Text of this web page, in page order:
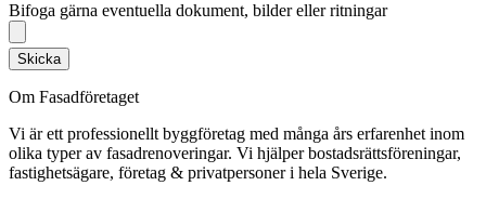
Bifoga gärna eventuella dokument, bilder eller ritningar
Skicka
Om Fasadföretaget
Vi är ett professionellt byggföretag med många års erfarenhet inom
olika typer av fasadrenoveringar. Vi hjälper bostadsrättsföreningar,
fastighetsägare, företag & privatpersoner i hela Sverige.